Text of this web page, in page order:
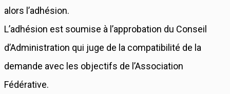
alors l’adhésion.
L’adhésion est soumise à l’approbation du Conseil
d’Administration qui juge de la compatibilité de la
demande avec les objectifs de l’Association
Fédérative.